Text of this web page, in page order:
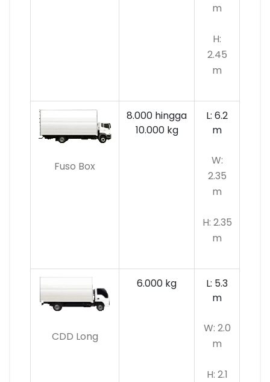
m
H:
2.45
m
Fuso Box
8.000 hingga
10.000 kg
L: 6.2
m
W:
2.35
m
H: 2.35
m
CDD Long
6.000 kg
L: 5.3
m
W: 2.0
m
H: 2.1